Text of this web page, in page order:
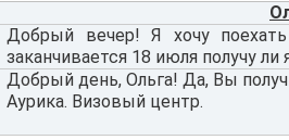
Добрый вечер! Я хочу
заканчивается 18 июля получу ли
Добрый день, Ольга! Да, Вы
Аурика. Визовый центр.